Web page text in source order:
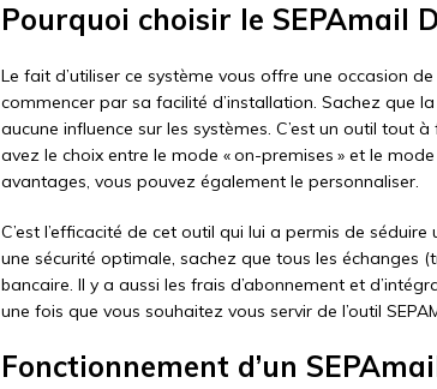
Pourquoi choisir le SEPAmail
Le fait d’utiliser ce système vous offre une occasion
commencer par sa facilité d’installation. Sachez que la
aucune influence sur les systèmes. C’est un outil tout
avez le choix entre le mode « on-premises » et le
avantages, vous pouvez également le personnaliser.
C’est l’efficacité de cet outil qui lui a permis de
une sécurité optimale, sachez que tous les échanges
bancaire. Il y a aussi les frais d’abonnement et
une fois que vous souhaitez vous servir de l’outil
Fonctionnement d’un